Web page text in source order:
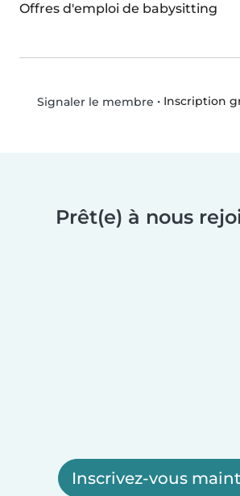
Offres d'emploi de babysitting
Signaler le membre • Inscription
Prêt(e) à nous
Inscrivez-vous